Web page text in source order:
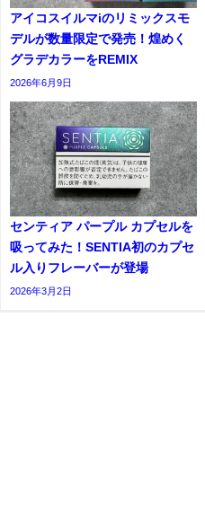
アイコスイルマiのリミックスモ
デルが数量限定で発売！煌めく
グラデカラーをREMIX
2026年6月9日
センティア パープル カプセルを
吸ってみた！SENTIA初のカプセ
ル入りフレーバーが登場
2026年3月2日